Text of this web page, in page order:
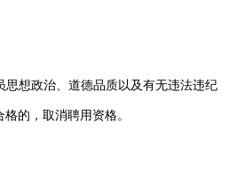
思想政治、道德品质以及有无违法违纪
的，取消聘用资格。